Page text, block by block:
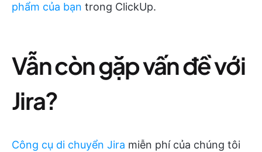
phẩm của bạn trong ClickUp.
Vẫn còn gặp vấn đề với
Jira?
Công cụ di chuyển Jira miễn phí của chúng tôi